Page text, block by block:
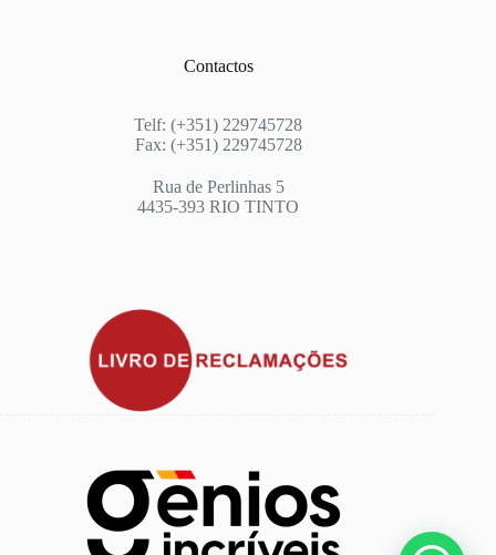
Contactos
Telf: (+351) 229745728
Fax: (+351) 229745728
Rua de Perlinhas 5
4435-393 RIO TINTO